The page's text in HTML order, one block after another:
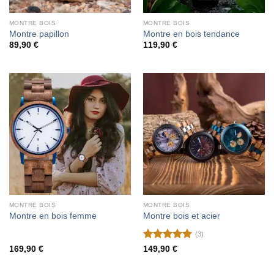
MONTRE BOIS
Montre papillon
89,90 €
MONTRE BOIS
Montre en bois tendance
119,90 €
MONTRE BOIS
Montre en bois femme
169,90 €
MONTRE BOIS
Montre bois et acier
Note5 sur
(3)
149,90 €